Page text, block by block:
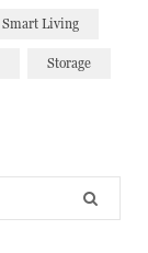
Smart Living
Storage